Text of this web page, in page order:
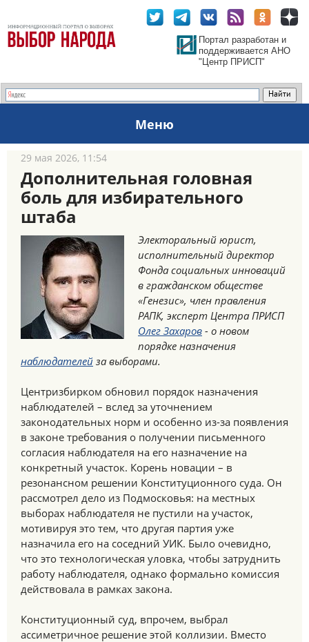
Портал разработан и
поддерживается АНО
"Центр ПРИСП"
Меню
29 мая 2026, 11:54
Дополнительная головная
боль для избирательного
штаба
Электоральный юрист,
исполнительный директор
Фонда социальных инноваций
в гражданском обществе
«Генезис», член правления
РАПК, эксперт Центра ПРИСП
Олег Захаров - о новом
порядке назначения
наблюдателей за выборами.
Центризбирком обновил порядок назначения
наблюдателей – вслед за уточнением
законодательных норм и особенно из-за появления
в законе требования о получении письменного
согласия наблюдателя на его назначение на
конкретный участок. Корень новации – в
резонансном решении Конституционного суда. Он
рассмотрел дело из Подмосковья: на местных
выборах наблюдателя не пустили на участок,
мотивируя это тем, что другая партия уже
назначила его на соседний УИК. Было очевидно,
что это технологическая уловка, чтобы затруднить
работу наблюдателя, однако формально комиссия
действовала в рамках закона.
Конституционный суд, впрочем, выбрал
ассиметричное решение этой коллизии. Вместо